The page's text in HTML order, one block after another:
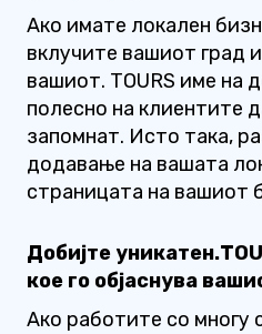
Ако имате локален
вклучите вашиот град
вашиот. TOURS име на
полесно на клиентите
запомнат. Исто така,
додавање на вашата
страницата на вашиот
Добијте
кое го објаснува
Ако работите со многу